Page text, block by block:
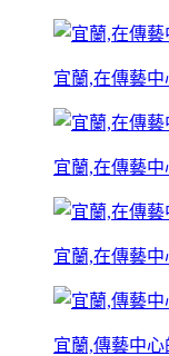
宜蘭,在傳藝
宜蘭,在傳藝
宜蘭,在傳藝
宜蘭,傳藝中心